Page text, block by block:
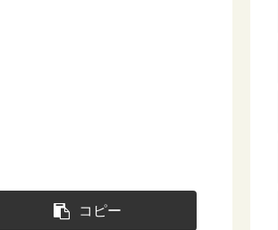
コピー